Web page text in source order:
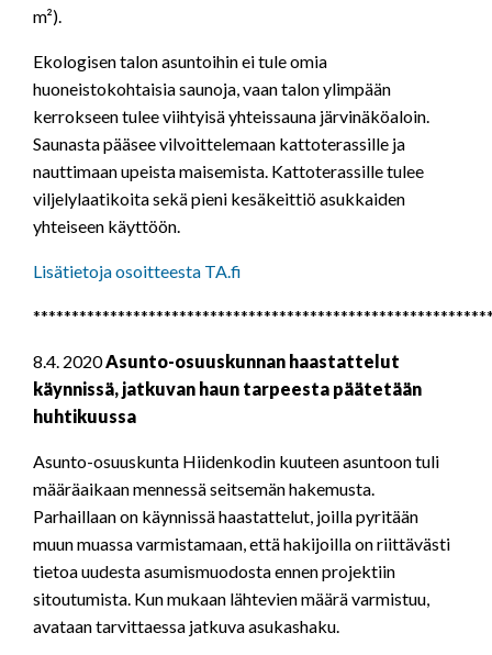
m²).
Ekologisen talon asuntoihin ei tule omia
huoneistokohtaisia saunoja, vaan talon ylimpään
kerrokseen tulee viihtyisä yhteissauna järvinäköaloin.
Saunasta pääsee vilvoittelemaan kattoterassille ja
nauttimaan upeista maisemista. Kattoterassille tulee
viljelylaatikoita sekä pieni kesäkeittiö asukkaiden
yhteiseen käyttöön.
Lisätietoja osoitteesta TA.fi
8.4. 2020Asunto-osuuskunnan haastattelut
käynnissä, jatkuvan haun tarpeesta päätetään
huhtikuussa
Asunto-osuuskunta Hiidenkodin kuuteen asuntoon tuli
määräaikaan mennessä seitsemän hakemusta.
Parhaillaan on käynnissä haastattelut, joilla pyritään
muun muassa varmistamaan, että hakijoilla on riittävästi
tietoa uudesta asumismuodosta ennen projektiin
sitoutumista. Kun mukaan lähtevien määrä varmistuu,
avataan tarvittaessa jatkuva asukashaku.